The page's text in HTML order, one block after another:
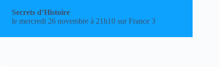
Secrets d’Histoire
le mercredi 26 novembre à 21h10 sur France 3